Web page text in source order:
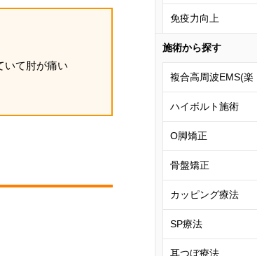
いて肘が痛い
免疫力向上
施術から探す
複合高周波EMS(楽
ハイボルト施術
O脚矯正
骨盤矯正
カッピング療法
SP療法
耳つぼ療法